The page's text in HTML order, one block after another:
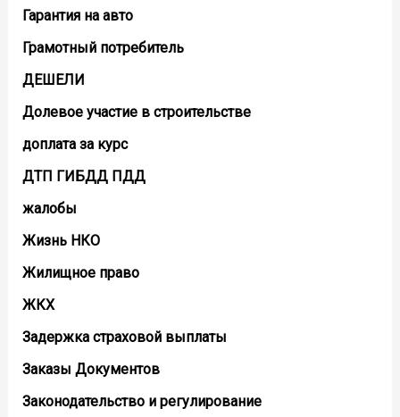
Гарантия на авто
Грамотный потребитель
ДЕШЕЛИ
Долевое участие в строительстве
доплата за курс
ДТП ГИБДД ПДД
жалобы
Жизнь НКО
Жилищное право
ЖКХ
Задержка страховой выплаты
Заказы Документов
Законодательство и регулирование